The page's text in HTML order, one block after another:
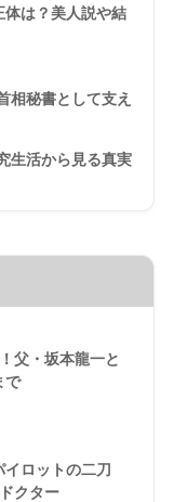
は？美人説や結
相秘書として支え
生活から見る真実
父・坂本龍一と
で
ロットの二刀
クター